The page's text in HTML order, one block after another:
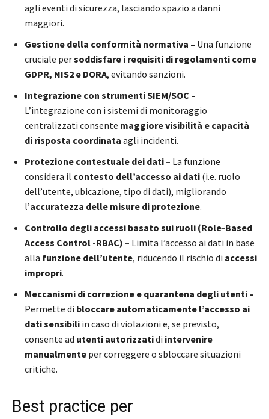
agli eventi di sicurezza, lasciando spazio a danni
maggiori.
Gestione della conformità normativa – Una funzione
cruciale persoddisfare i requisiti di regolamenti come
GDPR, NIS2 e DORA, evitando sanzioni.
Integrazione con strumenti SIEM/SOC –
L’integrazione con i sistemi di monitoraggio
centralizzati consente maggiore visibilità e capacità
di risposta coordinata agli incidenti.
Protezione contestuale dei dati – La funzione
considera il contesto dell’accesso ai dati (i.e. ruolo
dell’utente, ubicazione, tipo di dati), migliorando
l’accuratezza delle misure di protezione.
Controllo degli accessi basato sui ruoli (Role-Based
Access Control -RBAC) – Limita l’accesso ai dati in base
alla funzione dell’utente, riducendo il rischio di accessi
impropri.
Meccanismi di correzione e quarantena degli utenti –
Permette di bloccare automaticamente l’accesso ai
dati sensibili in caso di violazioni e, se previsto,
consente ad utenti autorizzatidi intervenire
manualmente per correggere o sbloccare situazioni
critiche.
Best practice per